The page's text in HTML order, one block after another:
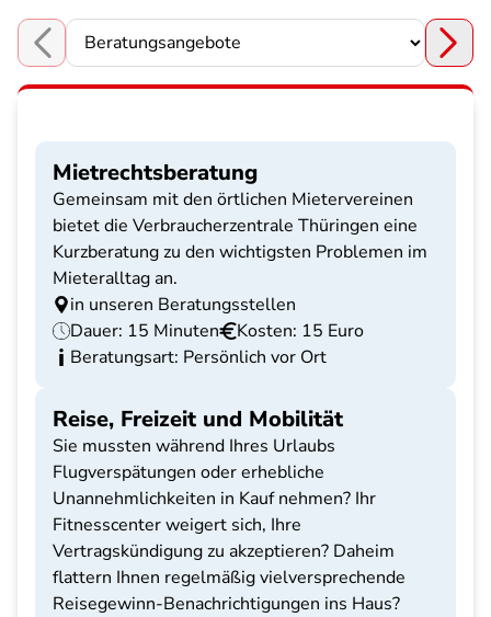
Choose a section
Mietrechtsberatung
Gemeinsam mit den örtlichen Mietervereinen
bietet die Verbraucherzentrale Thüringen eine
Kurzberatung zu den wichtigsten Problemen im
Mieteralltag an.
in unseren Beratungsstellen
Dauer: 15 Minuten
Kosten: 15 Euro
Beratungsart: Persönlich vor Ort
Reise, Freizeit und Mobilität
Sie mussten während Ihres Urlaubs
Flugverspätungen oder erhebliche
Unannehmlichkeiten in Kauf nehmen? Ihr
Fitnesscenter weigert sich, Ihre
Vertragskündigung zu akzeptieren? Daheim
flattern Ihnen regelmäßig vielversprechende
Reisegewinn-Benachrichtigungen ins Haus?